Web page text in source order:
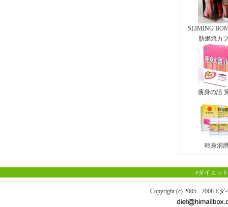
SLIMING
肪燃焼カ
痩身の語
輕身消
eダイエッ
Copyright (c) 2005 - 2008 E